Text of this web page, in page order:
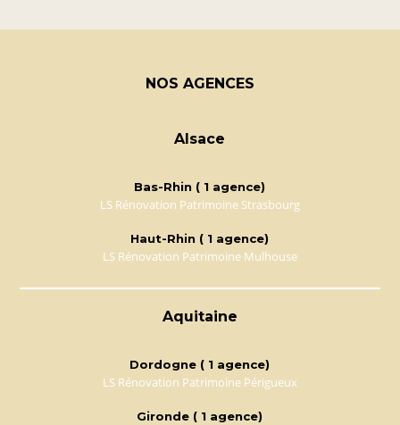
NOS AGENCES
Alsace
Bas-Rhin ( 1 agence)
LS Rénovation Patrimoine Strasbourg
Haut-Rhin ( 1 agence)
LS Rénovation Patrimoine Mulhouse
Aquitaine
Dordogne ( 1 agence)
LS Rénovation Patrimoine Périgueux
Gironde ( 1 agence)